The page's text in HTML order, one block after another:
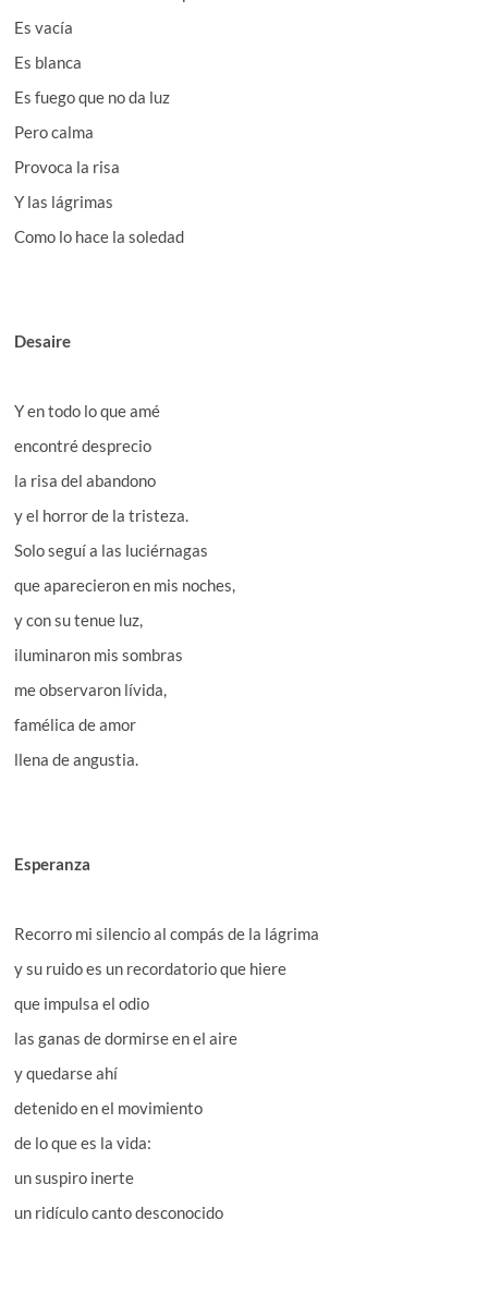
Es vacía
Es blanca
Es fuego que no da luz
Pero calma
Provoca la risa
Y las lágrimas
Como lo hace la soledad
Desaire
Y en todo lo que amé
encontré desprecio
la risa del abandono
y el horror de la tristeza.
Solo seguí a las luciérnagas
que aparecieron en mis noches,
y con su tenue luz,
iluminaron mis sombras
me observaron lívida,
famélica de amor
llena de angustia.
Esperanza
Recorro mi silencio al compás de la lágrima
y su ruido es un recordatorio que hiere
que impulsa el odio
las ganas de dormirse en el aire
y quedarse ahí
detenido en el movimiento
de lo que es la vida:
un suspiro inerte
un ridículo canto desconocido